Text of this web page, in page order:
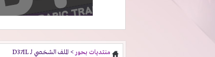
منتديات بحور > الملف الشخصي لـ D37IL